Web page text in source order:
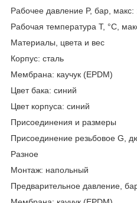
Рабочее давление P, бар, макс:
Рабочая температура T, °C,
Материалы, цвета и вес
Корпус: сталь
Мембрана: каучук (EPDM)
Цвет бака: синий
Цвет корпуса: синий
Присоединения и размеры
Присоединение резьбовое G,
Разное
Монтаж: напольный
Предварительное давление,